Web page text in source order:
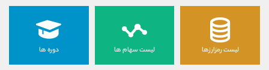
لیست رمزارزها لیست سهام ها دوره ها